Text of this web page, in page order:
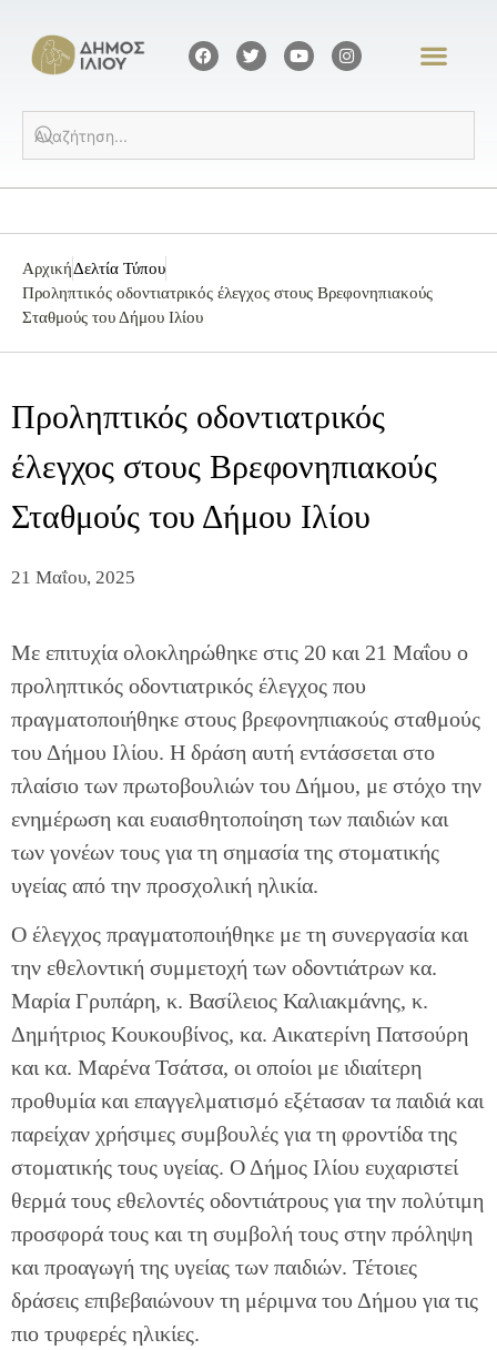
ΑρχικήΔελτία Τύπου
Προληπτικός οδοντιατρικός έλεγχος στους Βρεφονηπιακούς
Σταθμούς του Δήμου Ιλίου
Προληπτικός οδοντιατρικός
έλεγχος στους Βρεφονηπιακούς
Σταθμούς του Δήμου Ιλίου
21 Μαΐου, 2025
Με επιτυχία ολοκληρώθηκε στις 20 και 21 Μαΐου ο
προληπτικός οδοντιατρικός έλεγχος που
πραγματοποιήθηκε στους βρεφονηπιακούς σταθμούς
του Δήμου Ιλίου. Η δράση αυτή εντάσσεται στο
πλαίσιο των πρωτοβουλιών του Δήμου, με στόχο την
ενημέρωση και ευαισθητοποίηση των παιδιών και
των γονέων τους για τη σημασία της στοματικής
υγείας από την προσχολική ηλικία.
Ο έλεγχος πραγματοποιήθηκε με τη συνεργασία και
την εθελοντική συμμετοχή των οδοντιάτρων κα.
Μαρία Γρυπάρη, κ. Βασίλειος Καλιακμάνης, κ.
Δημήτριος Κουκουβίνος, κα. Αικατερίνη Πατσούρη
και κα. Μαρένα Τσάτσα, οι οποίοι με ιδιαίτερη
προθυμία και επαγγελματισμό εξέτασαν τα παιδιά και
παρείχαν χρήσιμες συμβουλές για τη φροντίδα της
στοματικής τους υγείας. Ο Δήμος Ιλίου ευχαριστεί
θερμά τους εθελοντές οδοντιάτρους για την πολύτιμη
προσφορά τους και τη συμβολή τους στην πρόληψη
και προαγωγή της υγείας των παιδιών. Τέτοιες
δράσεις επιβεβαιώνουν τη μέριμνα του Δήμου για τις
πιο τρυφερές ηλικίες.